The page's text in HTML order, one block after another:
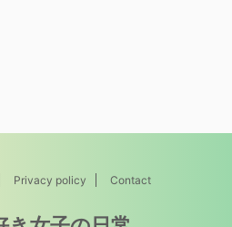
Privacy policy Contact